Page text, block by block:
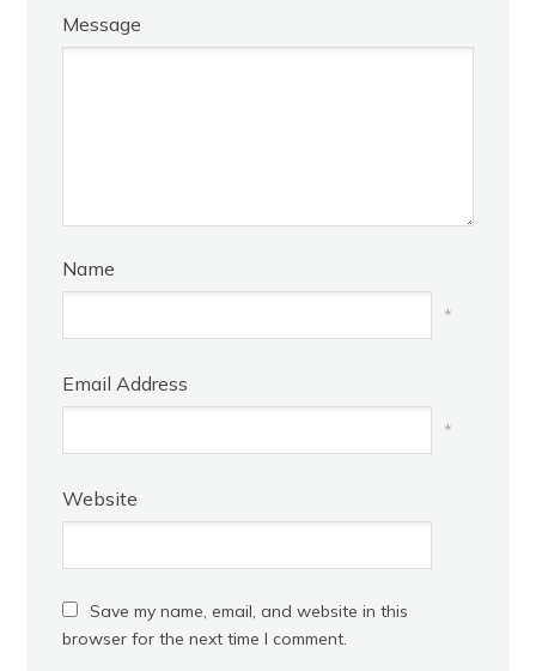
Message
Name
*
Email Address
*
Website
Save my name, email, and website in this
browser for the next time I comment.